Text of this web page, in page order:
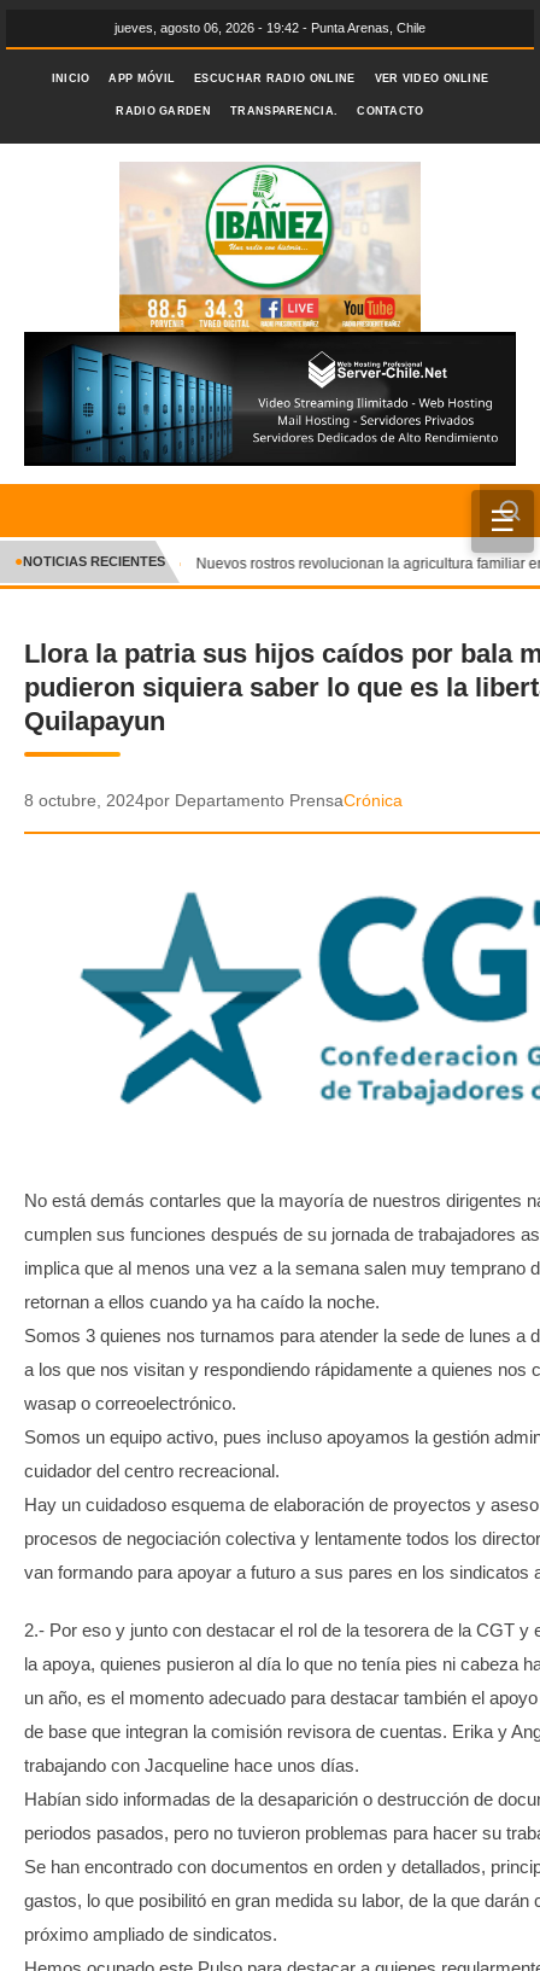
jueves, agosto 06, 2026 - 19:42 - Punta Arenas, Chile
INICIO APP MÓVIL ESCUCHAR RADIO ONLINE VER VIDEO ONLINE
RADIO GARDEN TRANSPARENCIA. CONTACTO
☰
INICIO
CRÓNICA
DEPORTES
ENTRETENIMIENTO Y CULTURA
VIDEOS
GALERIA DE FOTOS
APP MÓVIL
TRANSPARENCIA
✕
●NOTICIAS RECIENTES Nuevos rostros revolucionan la agricultura familiar
Llora la patria sus hijos caídos por bala
pudieron siquiera saber lo que es la
Quilapayun
8 octubre, 2024por Departamento PrensaCrónica
No está demás contarles que la mayoría de nuestros dirigentes
cumplen sus funciones después de su jornada de trabajadores
implica que al menos una vez a la semana salen muy temprano
retornan a ellos cuando ya ha caído la noche.
Somos 3 quienes nos turnamos para atender la sede de lunes a
a los que nos visitan y respondiendo rápidamente a quienes nos
wasap o correoelectrónico.
Somos un equipo activo, pues incluso apoyamos la gestión
cuidador del centro recreacional.
Hay un cuidadoso esquema de elaboración de proyectos y
procesos de negociación colectiva y lentamente todos los
van formando para apoyar a futuro a sus pares en los sindicatos
2.- Por eso y junto con destacar el rol de la tesorera de la CGT y
la apoya, quienes pusieron al día lo que no tenía pies ni cabeza
un año, es el momento adecuado para destacar también el
de base que integran la comisión revisora de cuentas. Erika y
trabajando con Jacqueline hace unos días.
Habían sido informadas de la desaparición o destrucción de
periodos pasados, pero no tuvieron problemas para hacer su
Se han encontrado con documentos en orden y detallados,
gastos, lo que posibilitó en gran medida su labor, de la que darán
próximo ampliado de sindicatos.